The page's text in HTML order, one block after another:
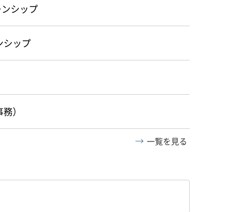
シップ
シップ
）
一覧を見る